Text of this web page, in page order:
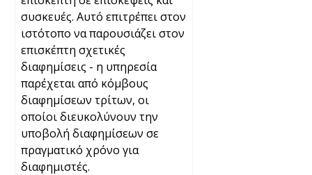
συσκευές. Αυτό επιτρέπει στον
ιστότοπο να παρουσιάζει στον
επισκέπτη σχετικές
διαφημίσεις - η υπηρεσία
παρέχεται από κόμβους
διαφημίσεων τρίτων, οι
οποίοι διευκολύνουν την
υποβολή διαφημίσεων σε
πραγματικό χρόνο για
διαφημιστές.